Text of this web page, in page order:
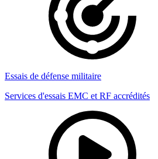
Essais de défense militaire
Services d'essais EMC et RF accrédités